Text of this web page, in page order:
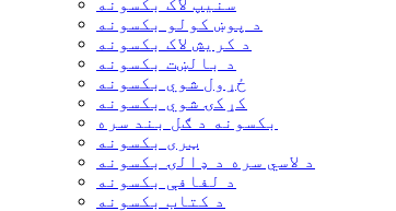
د پوښ کولو بکسونه
د کریش لاک بکسونه
د بالښت بکسونه
ځړول شوي بکسونه
کړکۍ شوي بکسونه
بکسونه د ګل بند سره
ټری بکسونه
د لاسي سره د ډالۍ بکسونه
د لفافې بکسونه
د کتاب بکسونه